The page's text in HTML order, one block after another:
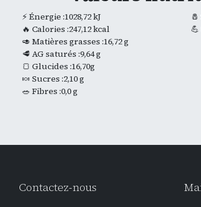
⚡ Énergie :1028,72 kJ
🔥 Calories :247,12 kcal
🥑 Matières grasses :16,72 g
🥩 AG saturés :9,64 g
🍞 Glucides :16,70g
🍬 Sucres :2,10 g
🥗 Fibres :0,0 g
Contactez-nous